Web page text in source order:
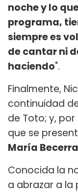
noche y lo
programa,
siempre es
de cantar ni
haciendo".
Finalmente,
continuidad
de Toto; y,
que se
María Becerra
Conocida la
a abrazar a